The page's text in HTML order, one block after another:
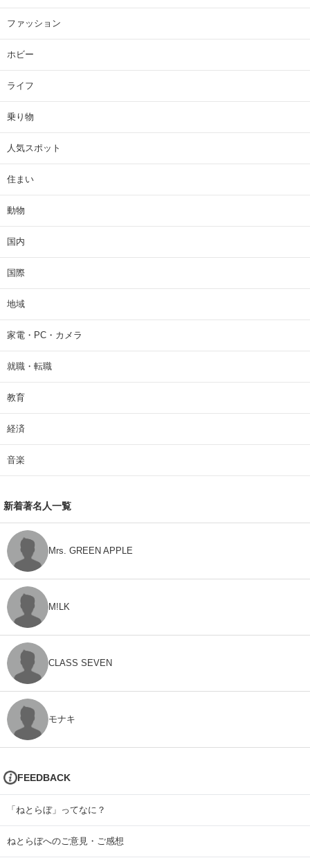
ファッション
ホビー
ライフ
乗り物
人気スポット
住まい
動物
国内
国際
地域
家電・PC・カメラ
就職・転職
教育
経済
音楽
新着著名人一覧
Mrs. GREEN APPLE
M!LK
CLASS SEVEN
モナキ
FEEDBACK
「ねとらぼ」ってなに？
ねとらぼへのご意見・ご感想